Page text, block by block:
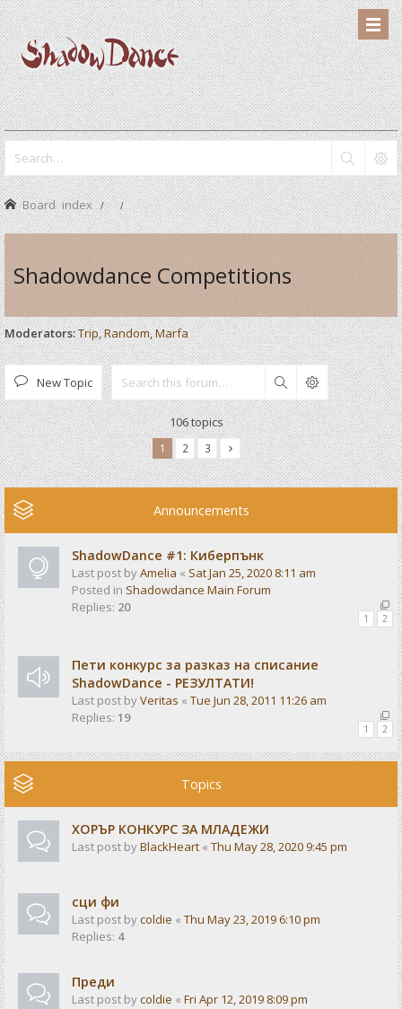
Board index
Shadowdance Competitions
Moderators:Trip,Random,Marfa
New Topic Search
106 topics
1 2 3
Announcements
ShadowDance #1: Киберпънк
Last post byAmelia « Sat Jan 25, 2020 8:11 am
Posted in Shadowdance Main Forum
Replies: 20
1 2
Пети конкурс за разказ на списание
ShadowDance - РЕЗУЛТАТИ!
Last post byVeritas « Tue Jun 28, 2011 11:26 am
Replies: 19
1 2
Topics
ХОРЪР КОНКУРС ЗА МЛАДЕЖИ
Last post byBlackHeart « Thu May 28, 2020 9:45 pm
сци фи
Last post bycoldie « Thu May 23, 2019 6:10 pm
Replies: 4
Преди
Last post bycoldie « Fri Apr 12, 2019 8:09 pm